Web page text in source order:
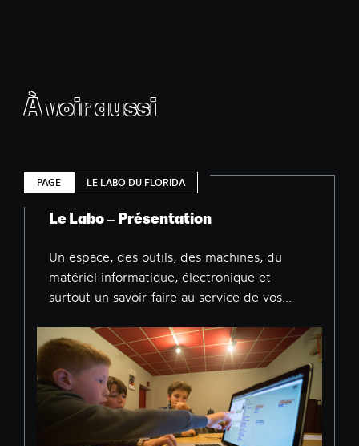
À voir aussi
PAGE LE LABO DU FLORIDA
Le Labo – Présentation
Un espace, des outils, des machines, du
matériel informatique, électronique et
surtout un savoir-faire au service de vos...